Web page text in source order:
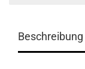
Beschreibung